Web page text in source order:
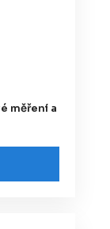
měření a